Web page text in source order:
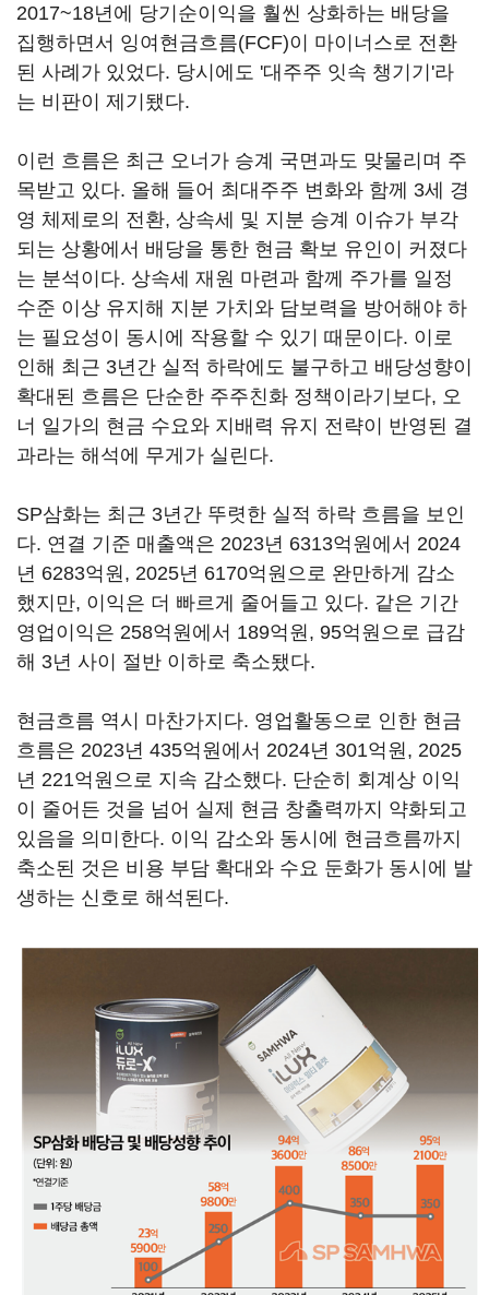
2017~18년에 당기순이익을 훨씬 상화하는 배당을
집행하면서 잉여현금흐름(FCF)이 마이너스로 전환
된 사례가 있었다. 당시에도 '대주주 잇속 챙기기'라
는 비판이 제기됐다.
이런 흐름은 최근 오너가 승계 국면과도 맞물리며 주
목받고 있다. 올해 들어 최대주주 변화와 함께 3세 경
영 체제로의 전환, 상속세 및 지분 승계 이슈가 부각
되는 상황에서 배당을 통한 현금 확보 유인이 커졌다
는 분석이다. 상속세 재원 마련과 함께 주가를 일정
수준 이상 유지해 지분 가치와 담보력을 방어해야 하
는 필요성이 동시에 작용할 수 있기 때문이다. 이로
인해 최근 3년간 실적 하락에도 불구하고 배당성향이
확대된 흐름은 단순한 주주친화 정책이라기보다, 오
너 일가의 현금 수요와 지배력 유지 전략이 반영된 결
과라는 해석에 무게가 실린다.
SP삼화는 최근 3년간 뚜렷한 실적 하락 흐름을 보인
다. 연결 기준 매출액은 2023년 6313억원에서 2024
년 6283억원, 2025년 6170억원으로 완만하게 감소
했지만, 이익은 더 빠르게 줄어들고 있다. 같은 기간
영업이익은 258억원에서 189억원, 95억원으로 급감
해 3년 사이 절반 이하로 축소됐다.
현금흐름 역시 마찬가지다. 영업활동으로 인한 현금
흐름은 2023년 435억원에서 2024년 301억원, 2025
년 221억원으로 지속 감소했다. 단순히 회계상 이익
이 줄어든 것을 넘어 실제 현금 창출력까지 약화되고
있음을 의미한다. 이익 감소와 동시에 현금흐름까지
축소된 것은 비용 부담 확대와 수요 둔화가 동시에 발
생하는 신호로 해석된다.